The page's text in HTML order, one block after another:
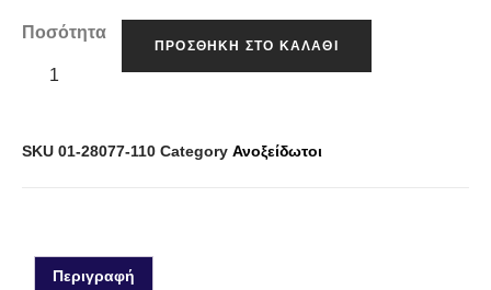
Ποσότητα
ΠΡΟΣΘΉΚΗ ΣΤΟ ΚΑΛΆΘΙ
SKU 01-28077-110 Category Ανοξείδωτοι
Περιγραφή